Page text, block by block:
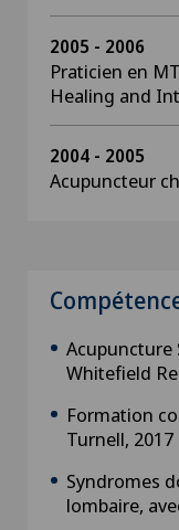
2005 - 2006
Praticien en
Healing and
2004 - 2005
Acupuncteur
Acupuncture
Whitefield
Formation
Turnell, 2017
Syndromes
lombaire,